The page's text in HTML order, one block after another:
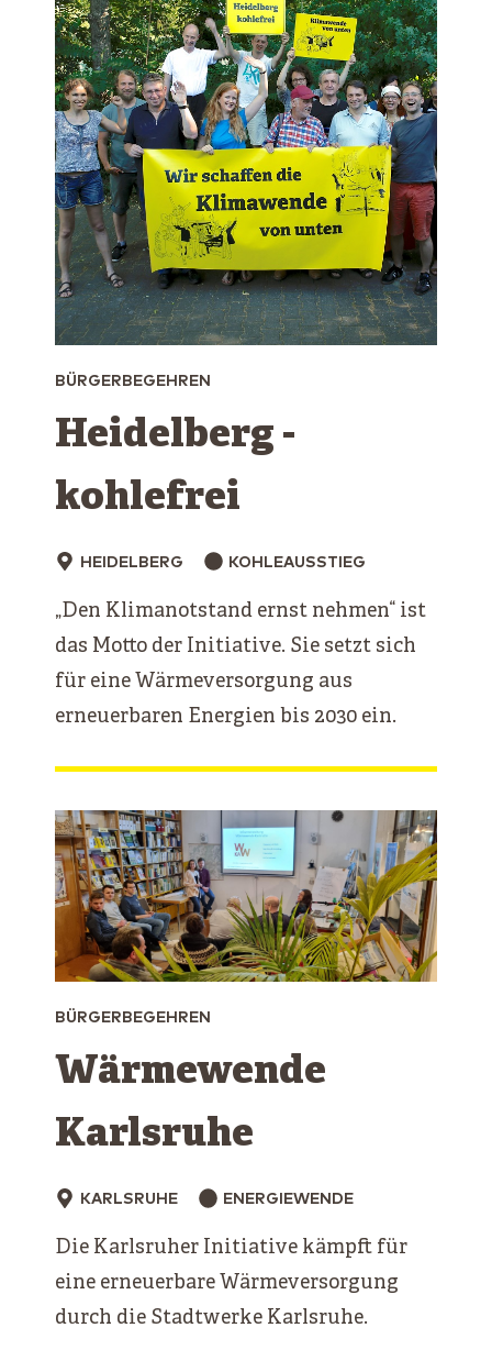
BÜRGERBEGEHREN
Heidelberg ­
kohlefrei
HEIDELBERG KOHLEAUSSTIEG
„Den Klimanotstand ernst nehmen“ ist
das Motto der Initiative. Sie setzt sich
für eine Wärmeversorgung aus
erneuerbaren Energien bis 2030 ein.
BÜRGERBEGEHREN
Wärmewende
Karlsruhe
KARLSRUHE ENERGIEWENDE
Die Karlsruher Initiative kämpft für
eine erneuerbare Wärmeversorgung
durch die Stadtwerke Karlsruhe.